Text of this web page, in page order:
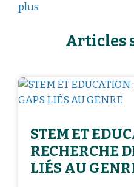
plus
Articles
STEM ET
RECHERCHE
LIÉS AU